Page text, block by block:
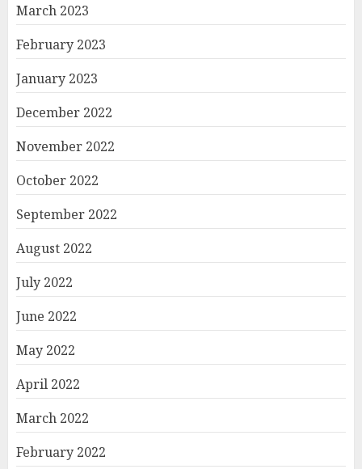
March 2023
February 2023
January 2023
December 2022
November 2022
October 2022
September 2022
August 2022
July 2022
June 2022
May 2022
April 2022
March 2022
February 2022